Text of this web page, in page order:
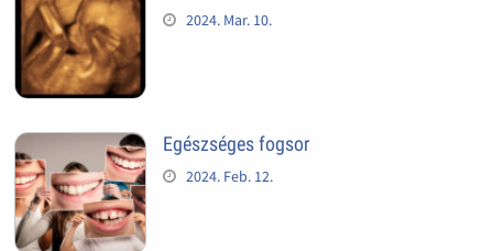
2024. Mar. 10.
Egészséges fogsor
2024. Feb. 12.